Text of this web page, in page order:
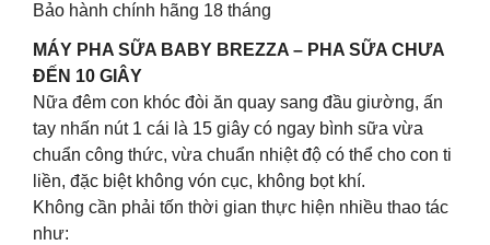
Bảo hành chính hãng 18 tháng
MÁY PHA SỮA BABY BREZZA – PHA SỮA CHƯA
ĐẾN 10 GIÂY
Nữa đêm con khóc đòi ăn quay sang đầu giường, ấn
tay nhấn nút 1 cái là 15 giây có ngay bình sữa vừa
chuẩn công thức, vừa chuẩn nhiệt độ có thể cho con ti
liền, đặc biệt không vón cục, không bọt khí.
Không cần phải tốn thời gian thực hiện nhiều thao tác
như: